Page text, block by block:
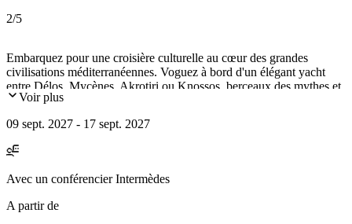
2/5
Embarquez pour une croisière culturelle au cœur des grandes
civilisations méditerranéennes. Voguez à bord d'un élégant yacht
entre Délos, Mycènes, Akrotiri ou Knossos, berceaux des mythes et
de l’archéologie. Des musées prestigieux aux sites antiques, des
révèle un pan de l’histoire grecque.
Voir plus
09 sept. 2027 - 17 sept. 2027
Avec un conférencier Intermèdes
A partir de